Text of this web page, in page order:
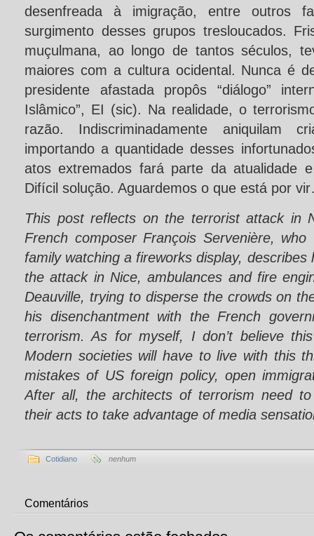
desenfreada à imigração, entre outros
surgimento desses grupos tresloucados.
muçulmana, ao longo de tantos séculos,
maiores com a cultura ocidental. Nunca é
presidente afastada propôs “diálogo”
Islâmico”, EI (sic). Na realidade, o
razão. Indiscriminadamente aniquilam
importando a quantidade desses
atos extremados fará parte da atualidade
Difícil solução. Aguardemos o que está por
This post reflects on the terrorist attack in
French composer François Servenière,
family watching a fireworks display,
the attack in Nice, ambulances and fire
Deauville, trying to disperse the crowds on
his disenchantment with the French
terrorism. As for myself, I don’t believe
Modern societies will have to live with this
mistakes of US foreign policy, open
After all, the architects of terrorism need
their acts to take advantage of media
Cotidiano nenhum
Comentários